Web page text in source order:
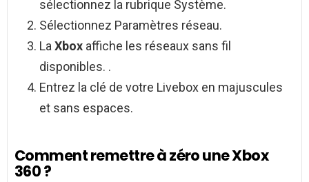
sélectionnez la rubrique Système.
Sélectionnez Paramètres réseau.
La Xbox affiche les réseaux sans fil
disponibles. .
Entrez la clé de votre Livebox en majuscules
et sans espaces.
Comment remettre à zéro une Xbox
360 ?